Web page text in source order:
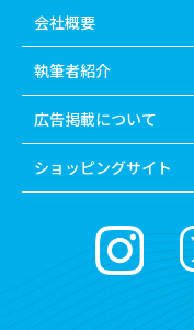
会社概要
執筆者紹介
広告掲載について
ショッピングサイト